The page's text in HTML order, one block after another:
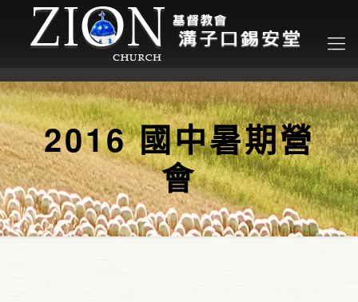
2016 國中暑期營
會